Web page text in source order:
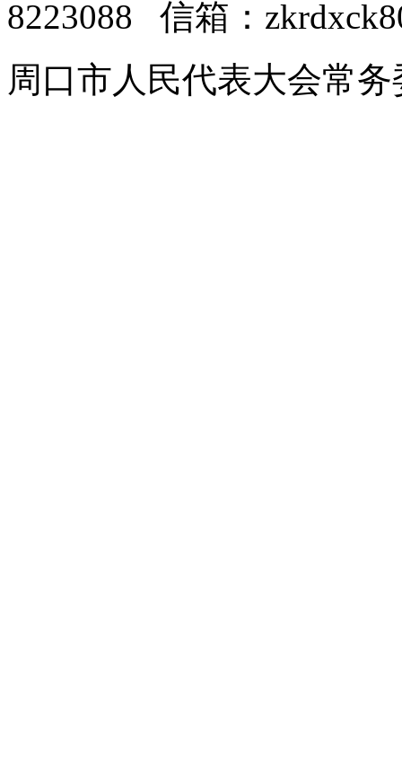
8223088 信箱：
周口市人民代表大会常